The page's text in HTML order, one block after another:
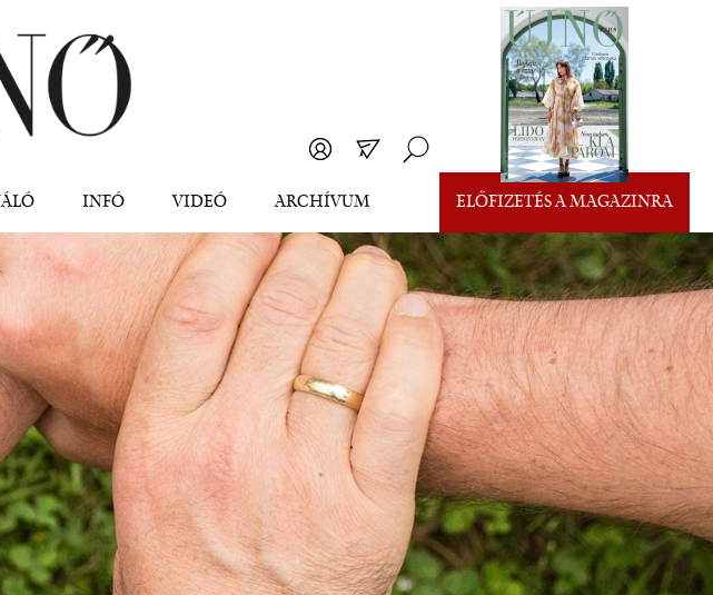
INFÓ VIDEÓ ARCHÍVUM ELŐFIZETÉS A MAGAZINRA